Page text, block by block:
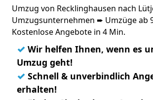
Umzug von Recklinghausen nach
Umzugsunternehmen ➨ Umzüge ab
Kostenlose Angebote in 4 Min.
✓ Wir helfen Ihnen, wenn es
Umzug geht!
✓ Schnell & unverbindlich
erhalten!